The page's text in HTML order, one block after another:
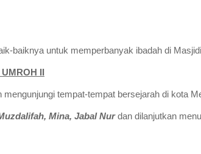
baiknya untuk memperbanyak ibadah di
II
tempat-tempat bersejarah di kota
Mina, Jabal Nurdan dilanjutkan